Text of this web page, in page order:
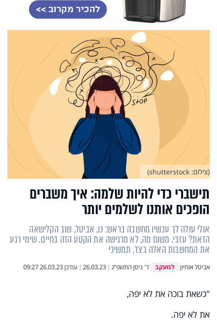
תישברי כדי להיות שלמה: איך משברים
הופכים אותנו לשלמים יותר
אולי עולה לך עכשיו מחשבה בראש: נו, אביטל, שוב הקלישאה
הזאת? עזבי. משום מה, לא מרגישה את הקטע הזה בחיים. שימי רגע
את המחשבות האלה בצד, תמשיכי
אביטל אוחיון למעקב ד' ניסן התשפ"ג |
26.03.23
| עודכן26.03.23 09:27
(צילום: shutterstock)
"כשאת בוכה את לא יפה,
את לא יפה.